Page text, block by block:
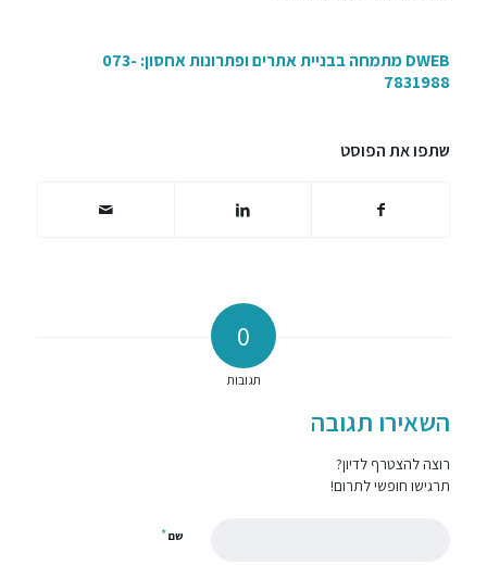
DWEB מתמחה בבניית אתרים
ופתרונות אחסון: 073-
7831988
שתפו את הפוסט
0
תגובות
השאירו תגובה
רוצה להצטרף לדיון?
תרגישו חופשי לתרום!
שם*